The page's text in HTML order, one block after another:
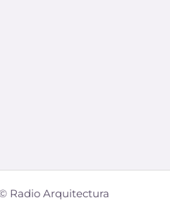
Radio Arquitectura